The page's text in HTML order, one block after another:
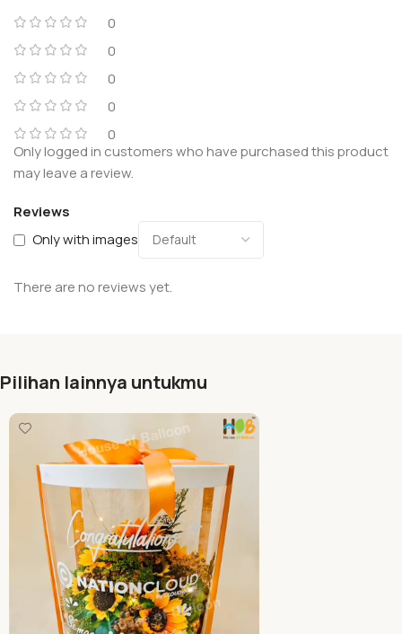
0
0
0
0
0
Reviews
Only with images
There are no reviews yet.
Only logged in customers who have purchased this product
may leave a review.
Pilihan lainnya untukmu